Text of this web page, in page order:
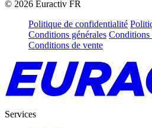
© 2026 Euractiv FR
Politique de confidentialité
Conditions générales Conditions
Conditions de vente
Services